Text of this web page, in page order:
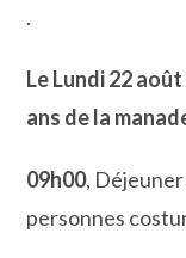
.
Le Lundi 22
ans de la
09h00,
personnes